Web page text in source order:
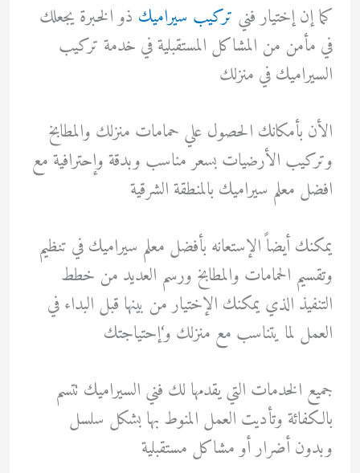
كما إن إختيار فني تركيب سيراميك ذو الخبرة يجعلك
في مأمن من المشاكل المستقبلية في خدمة تركيب
السيراميك في منزلك
الأن بأمكانك الحصول علي حمامات منزلك والمطابخ
وتركيب الأرضيات بسعر مناسب وبدقة وإحترافية مع
افضل معلم سيراميك بالمنطقة الشرقية
يمكنك أيضاً الإستعانه بأفضل معلم سيراميك في تنظيم
وتقسيم الحمامات والمطابخ ورسم العديد من خطط
التنفيذ الذي يمكنك الإختيار من بينها قبل البداء في
العمل لما يتناسب مع منزلك و‘إحتياجتك
جميع الخدمات التي يقدمها لك فني السيراميك تتسم
بالكفائة وتأديت العمل المنوط بها بشكل سلسل
وبدون أضرار أو مشاكل مستقبلية